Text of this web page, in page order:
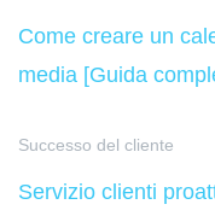
Come creare un
media [Guida
Successo del cliente
Servizio clienti